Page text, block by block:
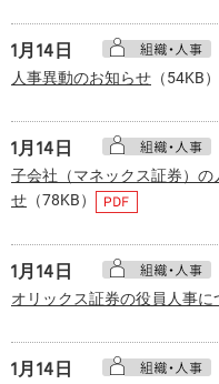
1月14日
人事異動のお知らせ （54KB）
1月14日
子会社（マネックス証券）
せ （78KB）
1月14日
オリックス証券の役員人事に
1月14日